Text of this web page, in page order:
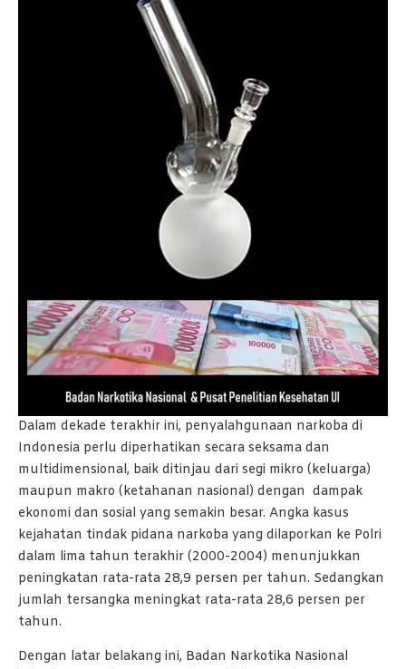
Dalam dekade terakhir ini, penyalahgunaan narkoba di
Indonesia perlu diperhatikan secara seksama dan
multidimensional, baik ditinjau dari segi mikro (keluarga)
maupun makro (ketahanan nasional) dengan dampak
ekonomi dan sosial yang semakin besar. Angka kasus
kejahatan tindak pidana narkoba yang dilaporkan ke Polri
dalam lima tahun terakhir (2000-2004) menunjukkan
peningkatan rata-rata 28,9 persen per tahun. Sedangkan
jumlah tersangka meningkat rata-rata 28,6 persen per
tahun.
Dengan latar belakang ini, Badan Narkotika Nasional